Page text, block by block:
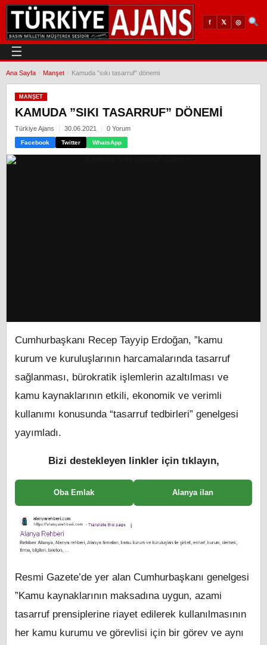
f 𝕏 ◎
☰
Ana Sayfa Manşet Kamuda ”sıkı tasarruf” dönemi
MANŞET
KAMUDA ”SIKI TASARRUF” DÖNEMI
Türkiye Ajans 30.06.2021 0 Yorum
Facebook Twitter WhatsApp
Cumhurbaşkanı Recep Tayyip Erdoğan, ”kamu
kurum ve kuruluşlarının harcamalarında tasarruf
sağlanması, bürokratik işlemlerin azaltılması ve
kamu kaynaklarının etkili, ekonomik ve verimli
kullanımı konusunda “tasarruf tedbirleri” genelgesi
yayımladı.
Bizi destekleyen linkler için tıklayın,
Oba Emlak Alanya ilan
Resmi Gazete’de yer alan Cumhurbaşkanı genelgesi
”Kamu kaynaklarının maksadına uygun, azami
tasarruf prensiplerine riayet edilerek kullanılmasının
her kamu kurumu ve görevlisi için bir görev ve aynı